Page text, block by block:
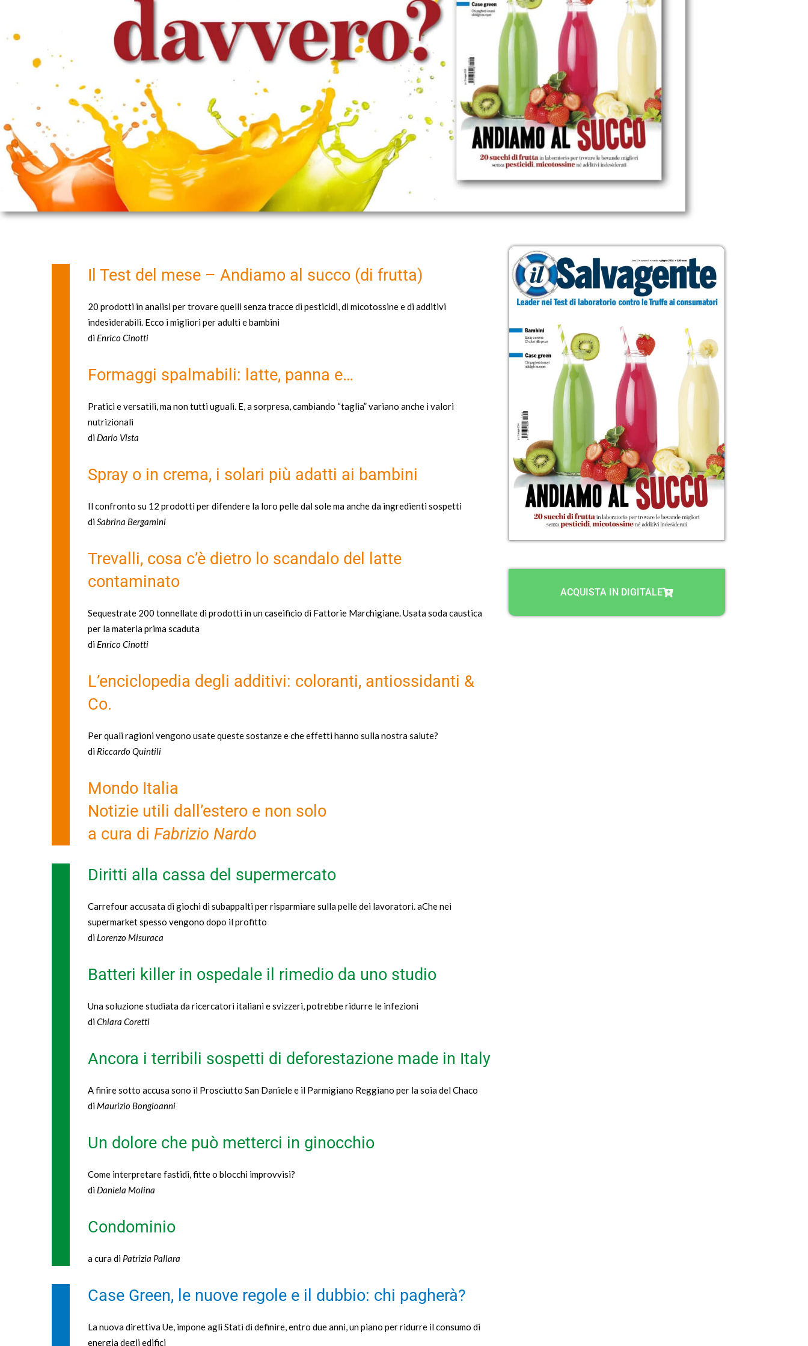
Il Test del mese – Andiamo al succo (di frutta)
20 prodotti in analisi per trovare quelli senza tracce di pesticidi, di micotossine e di additivi
indesiderabili. Ecco i migliori per adulti e bambini
di Enrico Cinotti
Formaggi spalmabili: latte, panna e…
Pratici e versatili, ma non tutti uguali. E, a sorpresa, cambiando “taglia” variano anche i valori
nutrizionali
di Dario Vista
Spray o in crema, i solari più adatti ai bambini
Il confronto su 12 prodotti per difendere la loro pelle dal sole ma anche da ingredienti sospetti
diSabrina Bergamini
Trevalli, cosa c’è dietro lo scandalo del latte
contaminato
Sequestrate 200 tonnellate di prodotti in un caseificio di Fattorie Marchigiane. Usata soda caustica
per la materia prima scaduta
di Enrico Cinotti
L’enciclopedia degli additivi: coloranti, antiossidanti &
Co.
Per quali ragioni vengono usate queste sostanze e che effetti hanno sulla nostra salute?
di Riccardo Quintili
Mondo Italia
Notizie utili dall’estero e non solo
a cura di Fabrizio Nardo
Diritti alla cassa del supermercato
Carrefour accusata di giochi di subappalti per risparmiare sulla pelle dei lavoratori. aChe nei
supermarket spesso vengono dopo il profitto
di Lorenzo Misuraca
Batteri killer in ospedale il rimedio da uno studio
Una soluzione studiata da ricercatori italiani e svizzeri, potrebbe ridurre le infezioni
diChiara Coretti
Ancora i terribili sospetti di deforestazione made in Italy
A finire sotto accusa sono il Prosciutto San Daniele e il Parmigiano Reggiano per la soia del Chaco
di Maurizio Bongioanni
Un dolore che può metterci in ginocchio
Come interpretare fastidi, fitte o blocchi improvvisi?
di Daniela Molina
Condominio
a cura di Patrizia Pallara
Case Green, le nuove regole e il dubbio: chi pagherà?
La nuova direttiva Ue, impone agli Stati di definire, entro due anni, un piano per ridurre il consumo di
energia degli edifici
ACQUISTA IN DIGITALE